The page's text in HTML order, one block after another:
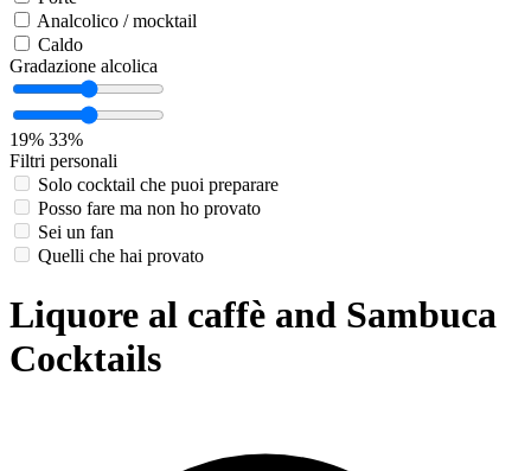
Analcolico / mocktail
Caldo
Gradazione alcolica
19% 33%
Filtri personali
Solo cocktail che puoi preparare
Posso fare ma non ho provato
Sei un fan
Quelli che hai provato
Liquore al caffè and Sambuca
Cocktails